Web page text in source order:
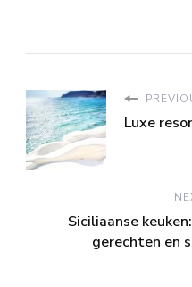
Luxe
Siciliaanse
gerechten en